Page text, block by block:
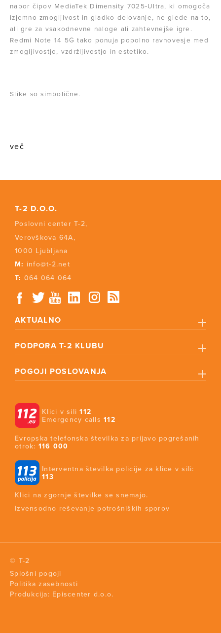
nabor čipov MediaTek Dimensity 7025-Ultra, ki omogoča
izjemno zmogljivost in gladko delovanje, ne glede na to,
ali gre za vsakodnevne naloge ali zahtevnejše igre.
Redmi Note 14 5G tako ponuja popolno ravnovesje med
zmogljivostjo, vzdržljivostjo in estetiko.
Slike so simbolične.
več
T-2 D.O.O.
Poslovni center T-2,
Verovškova 64A,
1000 Ljubljana
M: info@t-2.net
T: 064 064 064
AKTUALNO
PODPORA T-2 KLUBU
POGOJI POSLOVANJA
Klici v sili112
Emergency calls112
Evropska telefonska številka za prijavo pogrešanih
otrok: 116 000
Interventna številka policije za klice v sili:
113
Klici na zgornje številke se snemajo.
Izvensodno reševanje potrošniških sporov
© T-2
Splošni pogoji
Politika zasebnosti
Produkcija: Episcenter d.o.o.